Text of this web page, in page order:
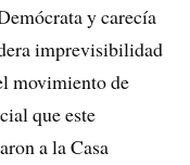
y carecía
imprevisibilidad
movimiento de
que este
a la Casa